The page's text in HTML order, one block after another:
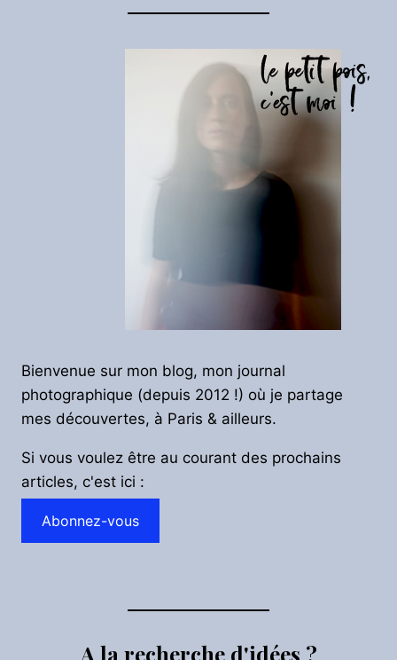
Bienvenue sur mon blog, mon journal
photographique (depuis 2012 !) où je partage
mes découvertes, à Paris & ailleurs.
Si vous voulez être au courant des prochains
articles, c'est ici :
Abonnez-vous
A la recherche d'idées ?